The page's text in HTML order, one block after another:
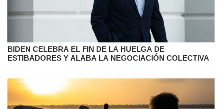
BIDEN CELEBRA EL FIN DE LA HUELGA DE
ESTIBADORES Y ALABA LA NEGOCIACIÓN COLECTIVA